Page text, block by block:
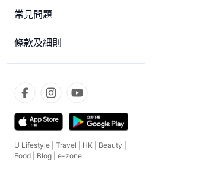
常見問題
條款及細則
U Lifestyle Travel HK Beauty
Food
Blog e-zone